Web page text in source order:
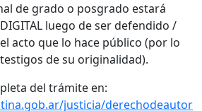
de grado o posgrado estará
luego de ser defendido /
acto que lo hace público (por lo
de su originalidad).
del trámite en:
justicia/derechodeautor